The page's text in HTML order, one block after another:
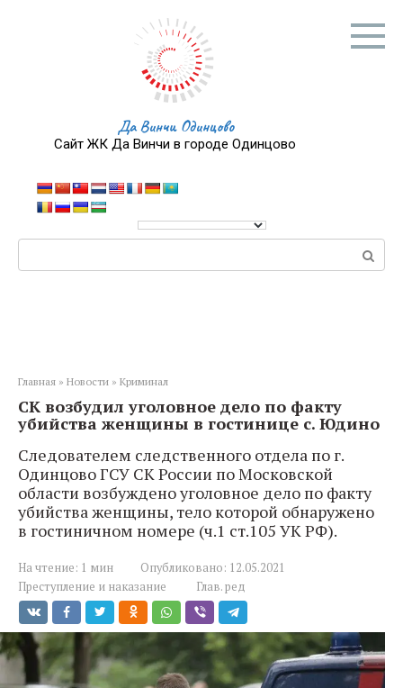
Да Винчи Одинцово
Сайт ЖК Да Винчи в городе Одинцово
Главная » Новости » Криминал
СК возбудил уголовное дело по факту
убийства женщины в гостинице с. Юдино
Следователем следственного отдела по г.
Одинцово ГСУ СК России по Московской
области возбуждено уголовное дело по факту
убийства женщины, тело которой обнаружено
в гостиничном номере (ч.1 ст.105 УК РФ).
На чтение: 1 мин Опубликовано: 12.05.2021
Преступление и наказание
Глав. ред